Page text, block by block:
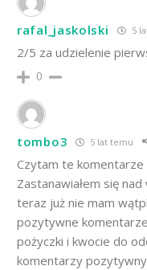
rafal_jaskolski 5
2/5 za udzielenie
0
tombo3 5 lat temu
Czytam te komentarze
Zastanawiałem się
teraz już nie mam
pozytywne
pożyczki i kwocie do
komentarzy